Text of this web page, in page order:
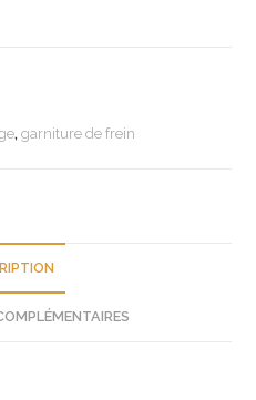
,garniture de frein